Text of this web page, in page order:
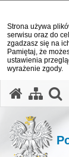
Strona używa
serwisu oraz do
zgadzasz się na
Pamiętaj, że
ustawienia
wyrażenie zgody.